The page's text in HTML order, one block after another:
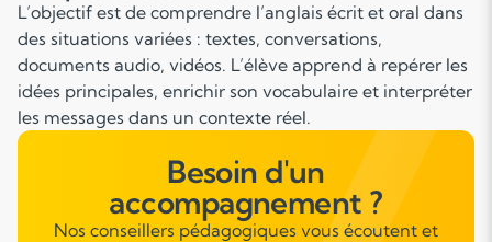
prononciation et la confiance lors des prises de parole.
À travers des échanges guidés, des jeux de rôle ou des
discussions, l’élève progresse dans sa capacité à
s’exprimer naturellement dans la langue.
Besoin d'un
accompagnement ?
Nos conseillers pédagogiques vous écoutent et